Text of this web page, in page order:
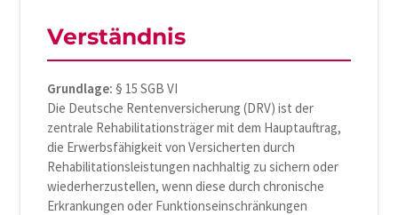
Verständnis
Grundlage:§ 15 SGB VI
Die Deutsche Rentenversicherung (DRV) ist der
zentrale Rehabilitationsträger mit dem Hauptauftrag,
die Erwerbsfähigkeit von Versicherten durch
Rehabilitationsleistungen nachhaltig zu sichern oder
wiederherzustellen, wenn diese durch chronische
Erkrankungen oder Funktionseinschränkungen